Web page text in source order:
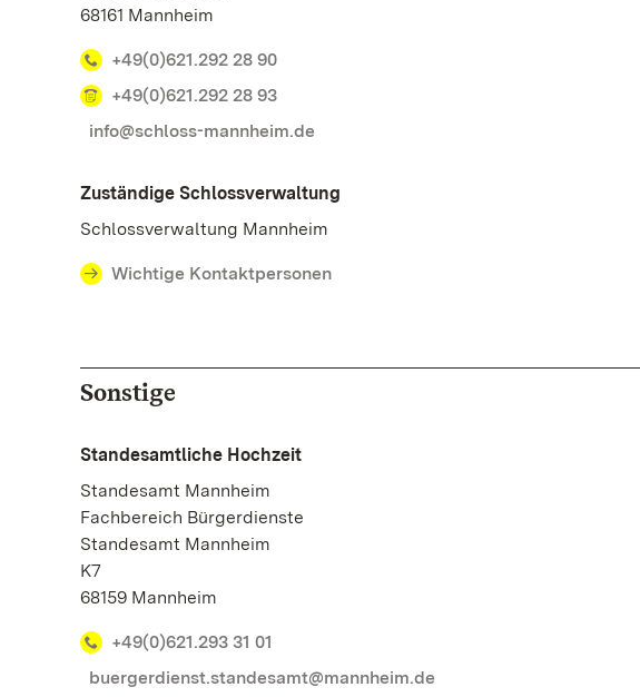
68161 Mannheim
+49(0)621.292 28 90
+49(0)621.292 28 93
info@schloss-mannheim.de
Zuständige Schlossverwaltung
Schlossverwaltung Mannheim
Wichtige Kontaktpersonen
Sonstige
Standesamtliche Hochzeit
Standesamt Mannheim
Fachbereich Bürgerdienste
Standesamt Mannheim
K7
68159 Mannheim
+49(0)621.293 31 01
buergerdienst.standesamt@mannheim.de